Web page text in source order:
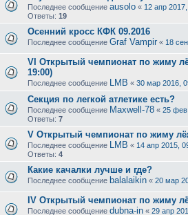
Последнее сообщение ausolo « 12 апр
Ответы: 19
Осенний кросс КФК 09.2016
Последнее сообщение Graf Vampir « 18
VI Открытый чемпионат по жиму
19:00)
Последнее сообщение LMB « 30 мар 2016,
Секция по легкой атлетике есть?
Последнее сообщение Maxwell-78 « 25 фев
Ответы: 7
V Открытый чемпионат по жиму
Последнее сообщение LMB « 14 апр 2015,
Ответы: 4
Какие качалки лучше и где?
Последнее сообщение balalaikin « 20 мар
IV Открытый чемпионат по жиму
Последнее сообщение dubna-in « 29 апр